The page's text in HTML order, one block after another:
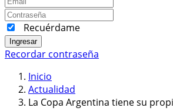
Recuérdame
Ingresar
Recordar contraseña
Inicio
Actualidad
La Copa Argentina tiene su